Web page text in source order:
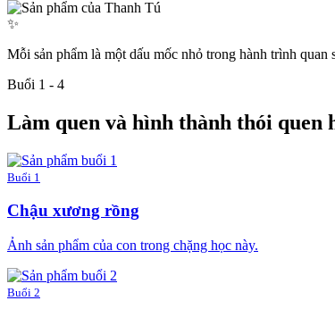
✨
Mỗi sản phẩm là một dấu mốc nhỏ trong hành trình
Buổi 1 - 4
Làm quen và hình thành thói quen
Buổi 1
Chậu xương rồng
Ảnh sản phẩm của con trong chặng học này.
Buổi 2